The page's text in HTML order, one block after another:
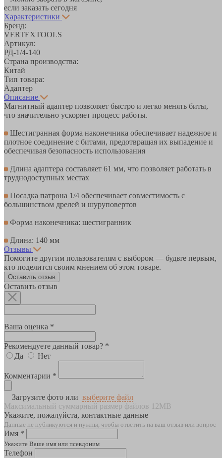
если заказать сегодня
Характеристики
Бренд:
VERTEXTOOLS
Артикул:
РД-1/4-140
Страна производства:
Китай
Тип товара:
Адаптер
Описание
Магнитный адаптер позволяет быстро и легко менять биты,
что значительно ускоряет процесс работы.
Шестигранная форма наконечника обеспечивает надежное и
плотное соединение с битами, предотвращая их выпадение и
обеспечивая безопасность использования
Длина адаптера составляет 61 мм, что позволяет работать в
труднодоступных местах
Посадка патрона 1/4 обеспечивает совместимость с
большинством дрелей и шуруповертов
Форма наконечника: шестигранник
Длина: 140 мм
Отзывы
Помогите другим пользователям с выбором — будьте первым,
кто поделится своим мнением об этом товаре.
Оставить отзыв
Оставить отзыв
Ваша оценка *
Рекомендуете данный товар? *
Да
Нет
Комментарии *
Загрузите фото или выберите файл
Максимальный суммарный размер файлов 12MB
Укажите, пожалуйста, контактные данные
Данные не публикуются и нужны, чтобы ответить на ваш отзыв или вопрос
Имя *
Укажите Ваше имя или псевдоним
Телефон